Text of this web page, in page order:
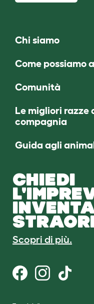
Chi siamo
Come possiamo
Comunità
Le migliori razze
compagnia
Guida agli
CHIEDI
Scopri di più.